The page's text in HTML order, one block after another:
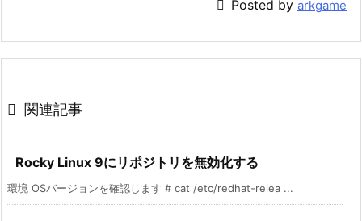
 Posted by arkgame
 関連記事
Rocky Linux 9にリポジトリを無効化する
環境 OSバージョンを確認します # cat /etc/redhat-relea ...